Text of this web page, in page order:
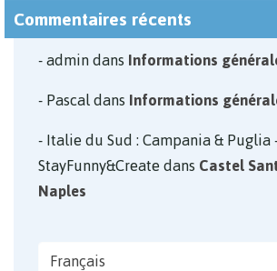
Commentaires récents
admindansInformations
PascaldansInformations
Italie du Sud : Campania & Puglia
StayFunny&CreatedansCastel
Naples
Français